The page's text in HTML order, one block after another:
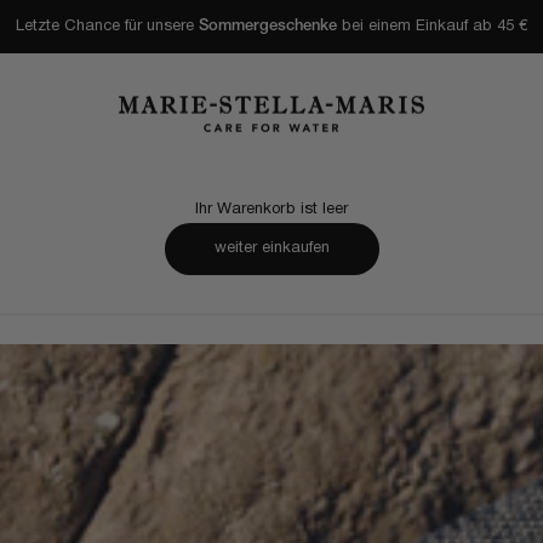
Letzte Chance für unsere Sommergeschenke bei einem Einkauf ab 45 €
Marie-Stella-Maris
Ihr Warenkorb ist leer
weiter einkaufen